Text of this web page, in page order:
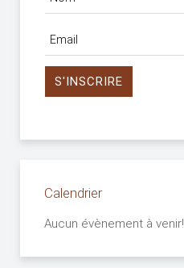
Calendrier
Aucun évènement à venir!